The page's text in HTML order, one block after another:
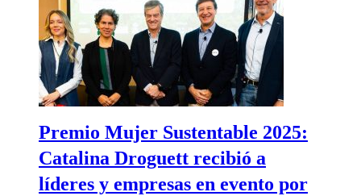
​Premio Mujer Sustentable 2025:
Catalina Droguett recibió a
líderes y empresas en evento por